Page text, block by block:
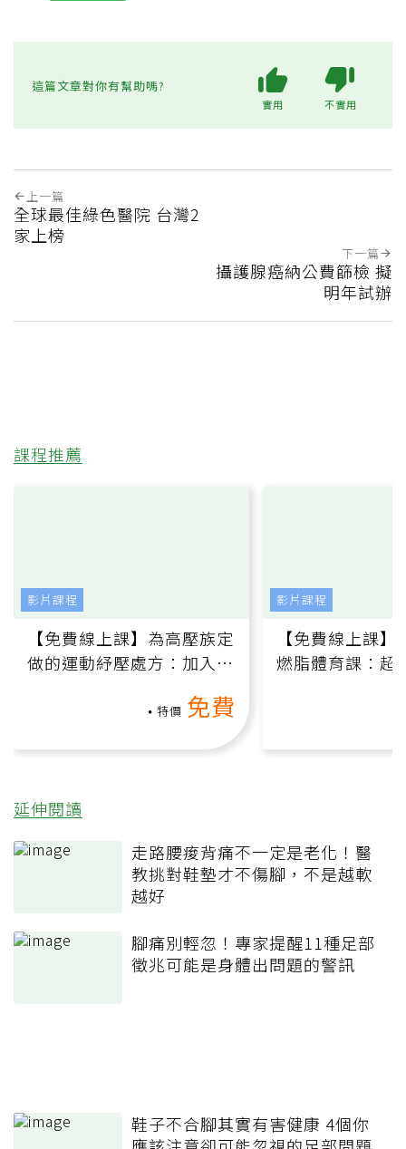
這篇文章對你有幫助嗎?
實用 不實用
上一篇
全球最佳綠色醫院 台灣2
家上榜
下一篇
攝護腺癌納公費篩檢 擬
明年試辦
課程推薦
【免費線上課】為高壓族定
做的運動紓壓處方：加入行
特價 免費
影片課程
【免費線上課
燃脂體育課：超
影片課程
延伸閱讀
走路腰痠背痛不一定是老化！醫
教挑對鞋墊才不傷腳，不是越軟
越好
腳痛別輕忽！專家提醒11種足部
徵兆可能是身體出問題的警訊
鞋子不合腳其實有害健康 4個你